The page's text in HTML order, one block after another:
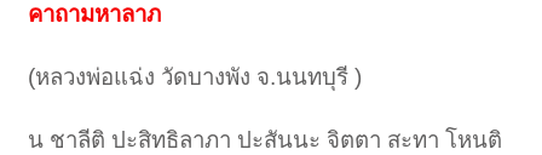
คาถามหาลาภ
(หลวงพ่อแฉ่ง วัดบางพัง จ.นนทบุรี )
น ชาลีติ ปะสิทธิลาภา ปะสันนะ จิตตา สะทา โหนติ